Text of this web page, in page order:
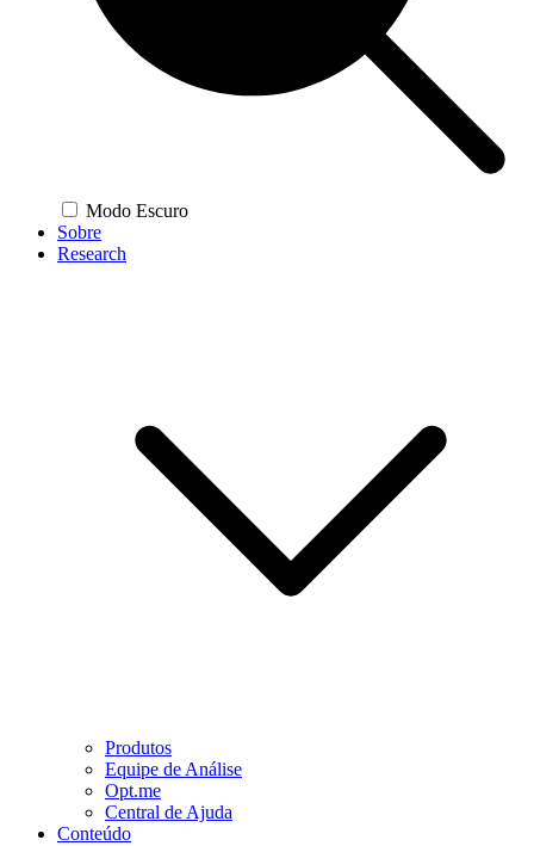
Modo Escuro
Sobre
Research
Produtos
Equipe de Análise
Opt.me
Central de Ajuda
Conteúdo